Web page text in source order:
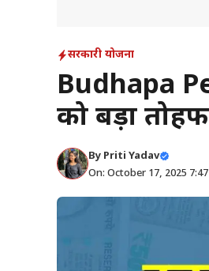
सरकारी योजना
Budhapa
को बड़ा
By Priti Yadav
On: October 17, 2025